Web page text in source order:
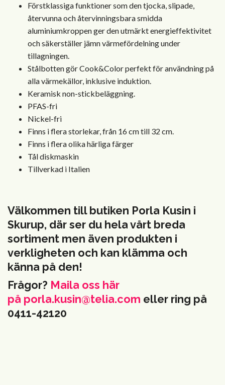
Förstklassiga funktioner som den tjocka, slipade,
återvunna och återvinningsbara smidda
aluminiumkroppen ger den utmärkt energieffektivitet
och säkerställer jämn värmefördelning under
tillagningen.
Stålbotten gör Cook&Color perfekt för användning på
alla värmekällor, inklusive induktion.
Keramisk non-stickbeläggning.
PFAS-fri
Nickel-fri
Finns i flera storlekar, från 16 cm till 32 cm.
Finns i flera olika härliga färger
Tål diskmaskin
Tillverkad i Italien
Välkommen till butiken Porla Kusin i
Skurup, där ser du hela vårt breda
sortiment men även produkten i
verkligheten och kan klämma och
känna på den!
Frågor? Maila oss här
på porla.kusin@telia.com eller ring på
0411-42120